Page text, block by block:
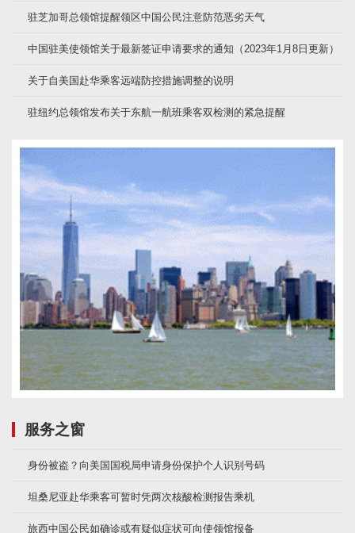
驻芝加哥总领馆提醒领区中国公民注意防范恶劣天气
中国驻美使领馆关于最新签证申请要求的通知（2023年1月8日更新）
关于自美国赴华乘客远端防控措施调整的说明
驻纽约总领馆发布关于东航一航班乘客双检测的紧急提醒
服务之窗
身份被盗？向美国国税局申请身份保护个人识别号码
坦桑尼亚赴华乘客可暂时凭两次核酸检测报告乘机
旅西中国公民如确诊或有疑似症状可向使领馆报备